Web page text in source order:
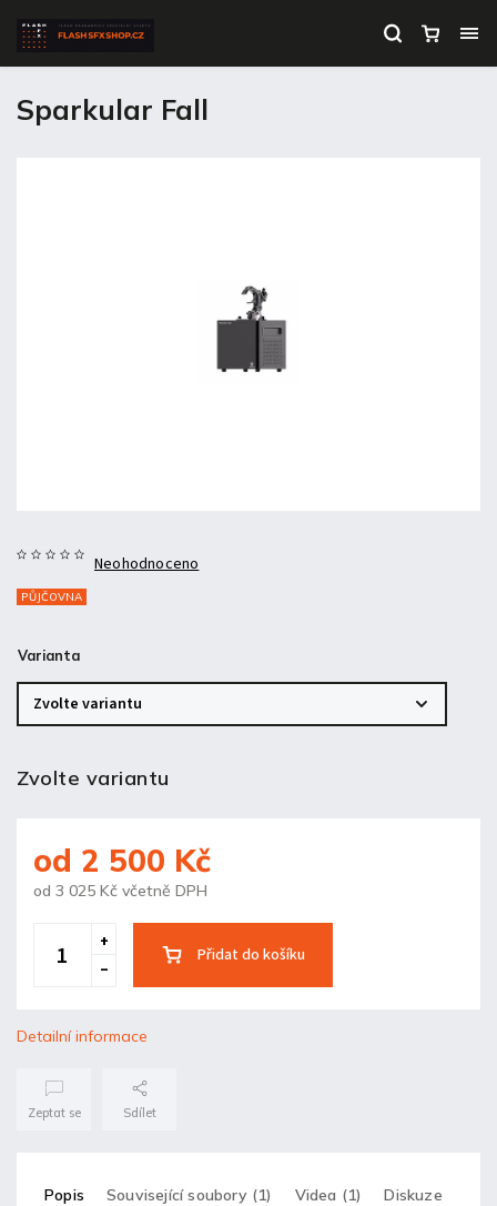
Sparkular Fall
PŮJČOVNA
Neohodnoceno
Varianta
Zvolte variantu
od 2 500 Kč
od 3 025 Kč včetně DPH
Přidat do košíku
Detailní informace
Zeptat se Sdílet
Popis Související soubory (1) Videa (1) Diskuze